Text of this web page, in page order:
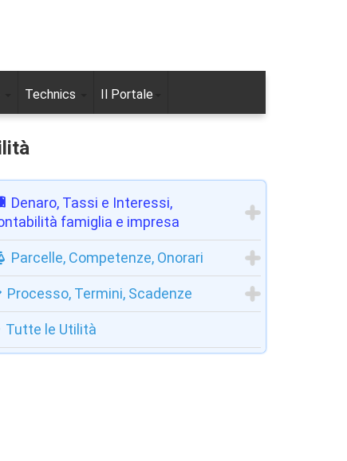
Technics Il Portale
Denaro, Tassi e Interessi,
famiglia e impresa
Parcelle, Competenze, Onorari
Processo, Termini, Scadenze
Tutte le Utilità